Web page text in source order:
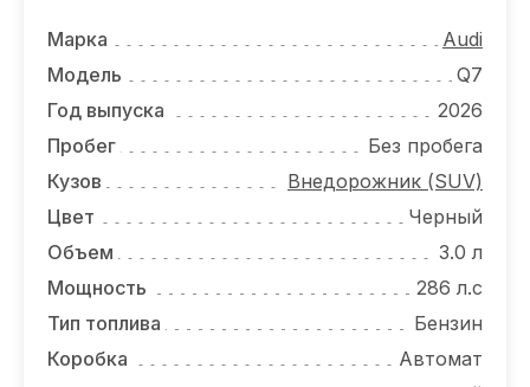
Марка
Audi
Модель
Q7
Год выпуска
2026
Пробег
Без пробега
Кузов
Внедорожник (SUV)
Цвет
Черный
Объем
3.0 л
Мощность
286 л.с
Тип топлива
Бензин
Коробка
Автомат